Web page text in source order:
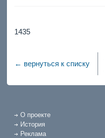
1435
← вернуться к списку
О проекте
История
Реклама